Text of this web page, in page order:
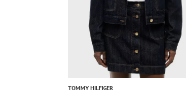
TOMMY HILFIGER